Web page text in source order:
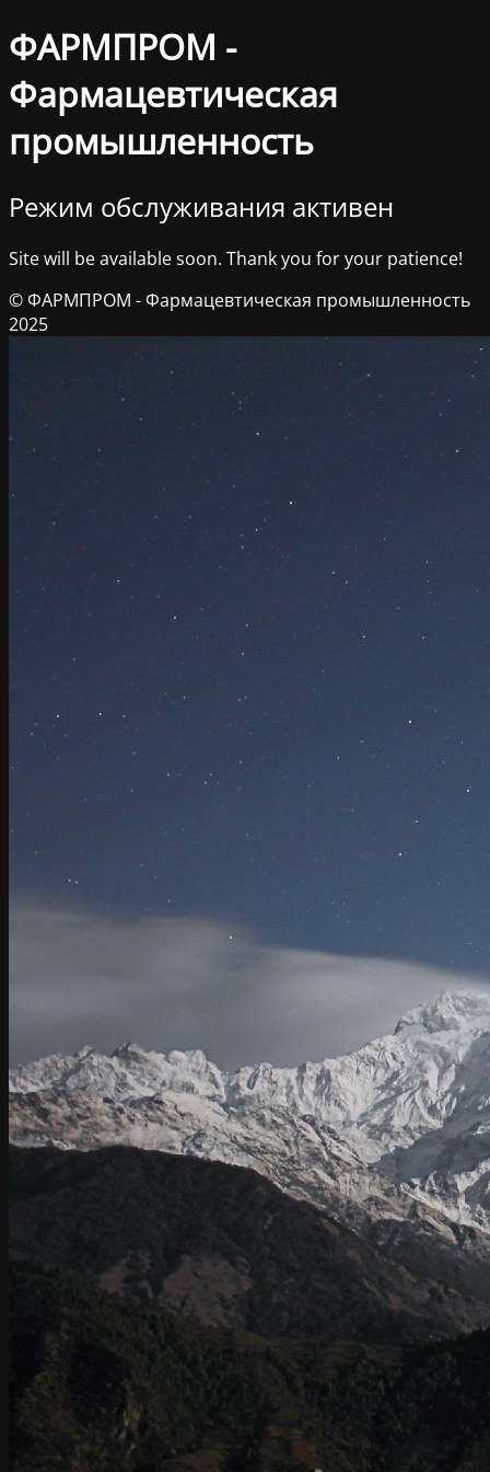
ФАРМПРОМ -
Фармацевтическая
промышленность
Режим обслуживания активен
Site will be available soon. Thank you for your patience!
© ФАРМПРОМ - Фармацевтическая промышленность
2025